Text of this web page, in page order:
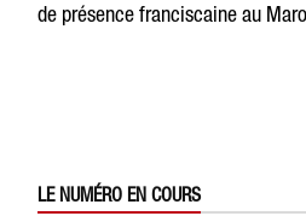
de présence franciscaine au
LE NUMÉRO EN COURS